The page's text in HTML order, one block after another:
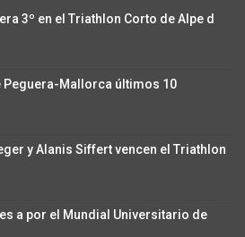
3º en el Triathlon Corto de Alpe d
Peguera-Mallorca últimos 10
y Alanis Siffert vencen el Triathlon
a por el Mundial Universitario de